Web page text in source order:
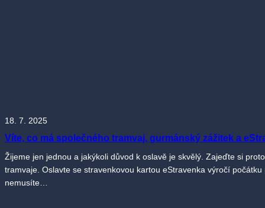
18. 7. 2025
Víte, co má společného tramvaj, gurmánský zážitek a
Žijeme jen jednou a jakýkoli důvod k oslavě je skvělý. Zajeďte si
tramvaje. Oslavte se stravenkovou kartou eStravenka výročí
nemusíte…